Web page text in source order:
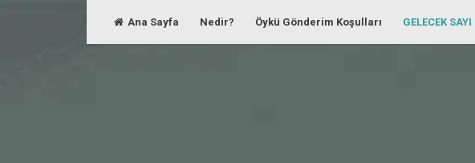
Ana Sayfa Nedir? Öykü Gönderim Koşulları GELECEK SAYI